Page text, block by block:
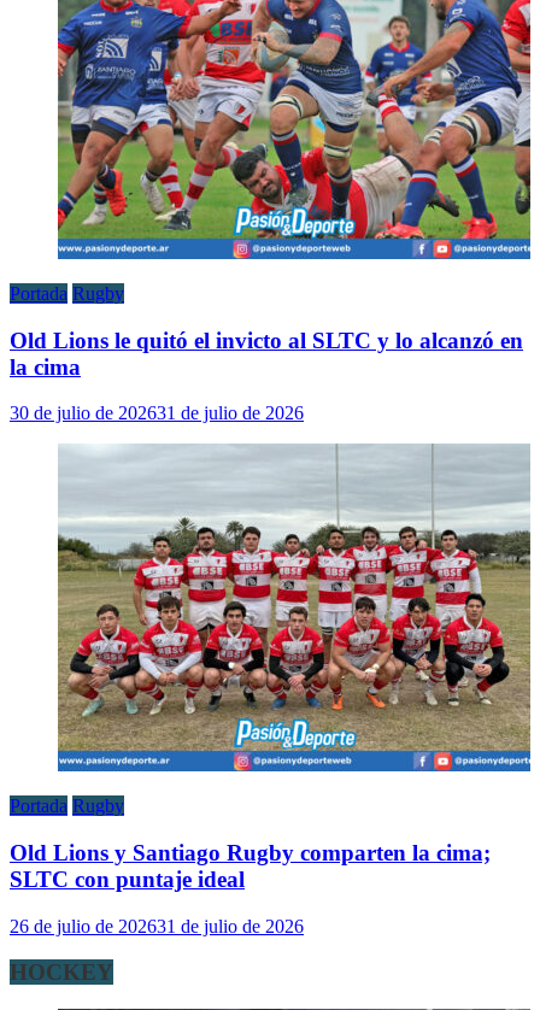
Portada Rugby
Old Lions le quitó el invicto al SLTC y lo alcanzó en
la cima
30 de julio de 202631 de julio de 2026
Portada Rugby
Old Lions y Santiago Rugby comparten la cima;
SLTC con puntaje ideal
26 de julio de 202631 de julio de 2026
HOCKEY